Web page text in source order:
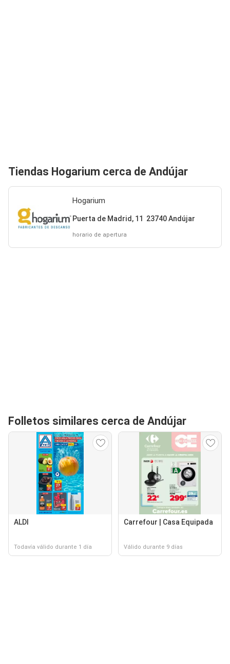
Tiendas Hogarium cerca de Andújar
Hogarium
Puerta de Madrid, 11 23740 Andújar
horario de apertura
Folletos similares cerca de Andújar
ALDI
Todavía válido durante 1 día
Carrefour | Casa Equipada
Válido durante 9 días